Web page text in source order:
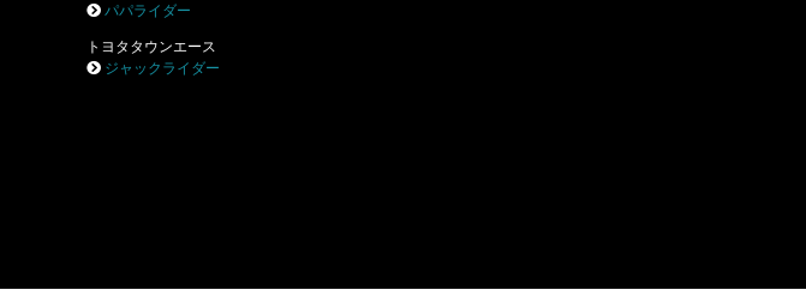
パパライダー
トヨタタウンエース
ジャックライダー